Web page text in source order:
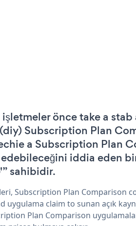
işletmeler önce take a
Subscription Plan
a Subscription Plan
iddia eden
sahibidir.
Subscription Plan Comparison
uygulama claim to sunan açık
Plan Comparison